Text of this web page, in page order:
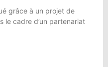
grâce à un projet de
le cadre d’un partenariat